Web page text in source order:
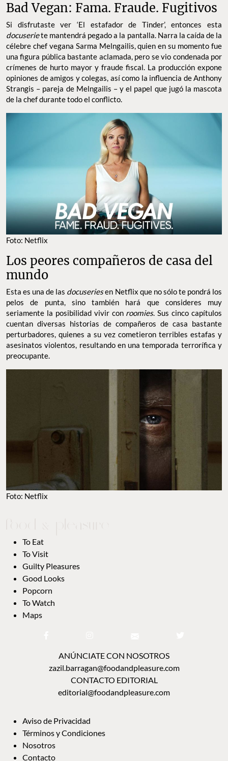
Bad Vegan: Fama. Fraude. Fugitivos
Si disfrutaste ver ‘El estafador de Tinder’, entonces esta
docuseriete mantendrá pegado a la pantalla. Narra la caída de la
célebre chef vegana Sarma Melngailis, quien en su momento fue
una figura pública bastante aclamada, pero se vio condenada por
crímenes de hurto mayor y fraude fiscal. La producción expone
opiniones de amigos y colegas, así como la influencia de Anthony
Strangis – pareja de Melngailis – y el papel que jugó la mascota
de la chef durante todo el conflicto.
Foto: Netflix
Los peores compañeros de casa del
mundo
Esta es una de las docuseriesen Netflix que no sólo te pondrá los
pelos de punta, sino también hará que consideres muy
seriamente la posibilidad vivir con roomies. Sus cinco capítulos
cuentan diversas historias de compañeros de casa bastante
perturbadores, quienes a su vez cometieron terribles estafas y
asesinatos violentos, resultando en una temporada terrorífica y
preocupante.
Foto: Netflix
To Eat
To Visit
Guilty Pleasures
Good Looks
Popcorn
To Watch
Maps
ANÚNCIATE CON NOSOTROS
zazil.barragan@foodandpleasure.com
CONTACTO EDITORIAL
editorial@foodandpleasure.com
Aviso de Privacidad
Términos y Condiciones
Nosotros
Contacto